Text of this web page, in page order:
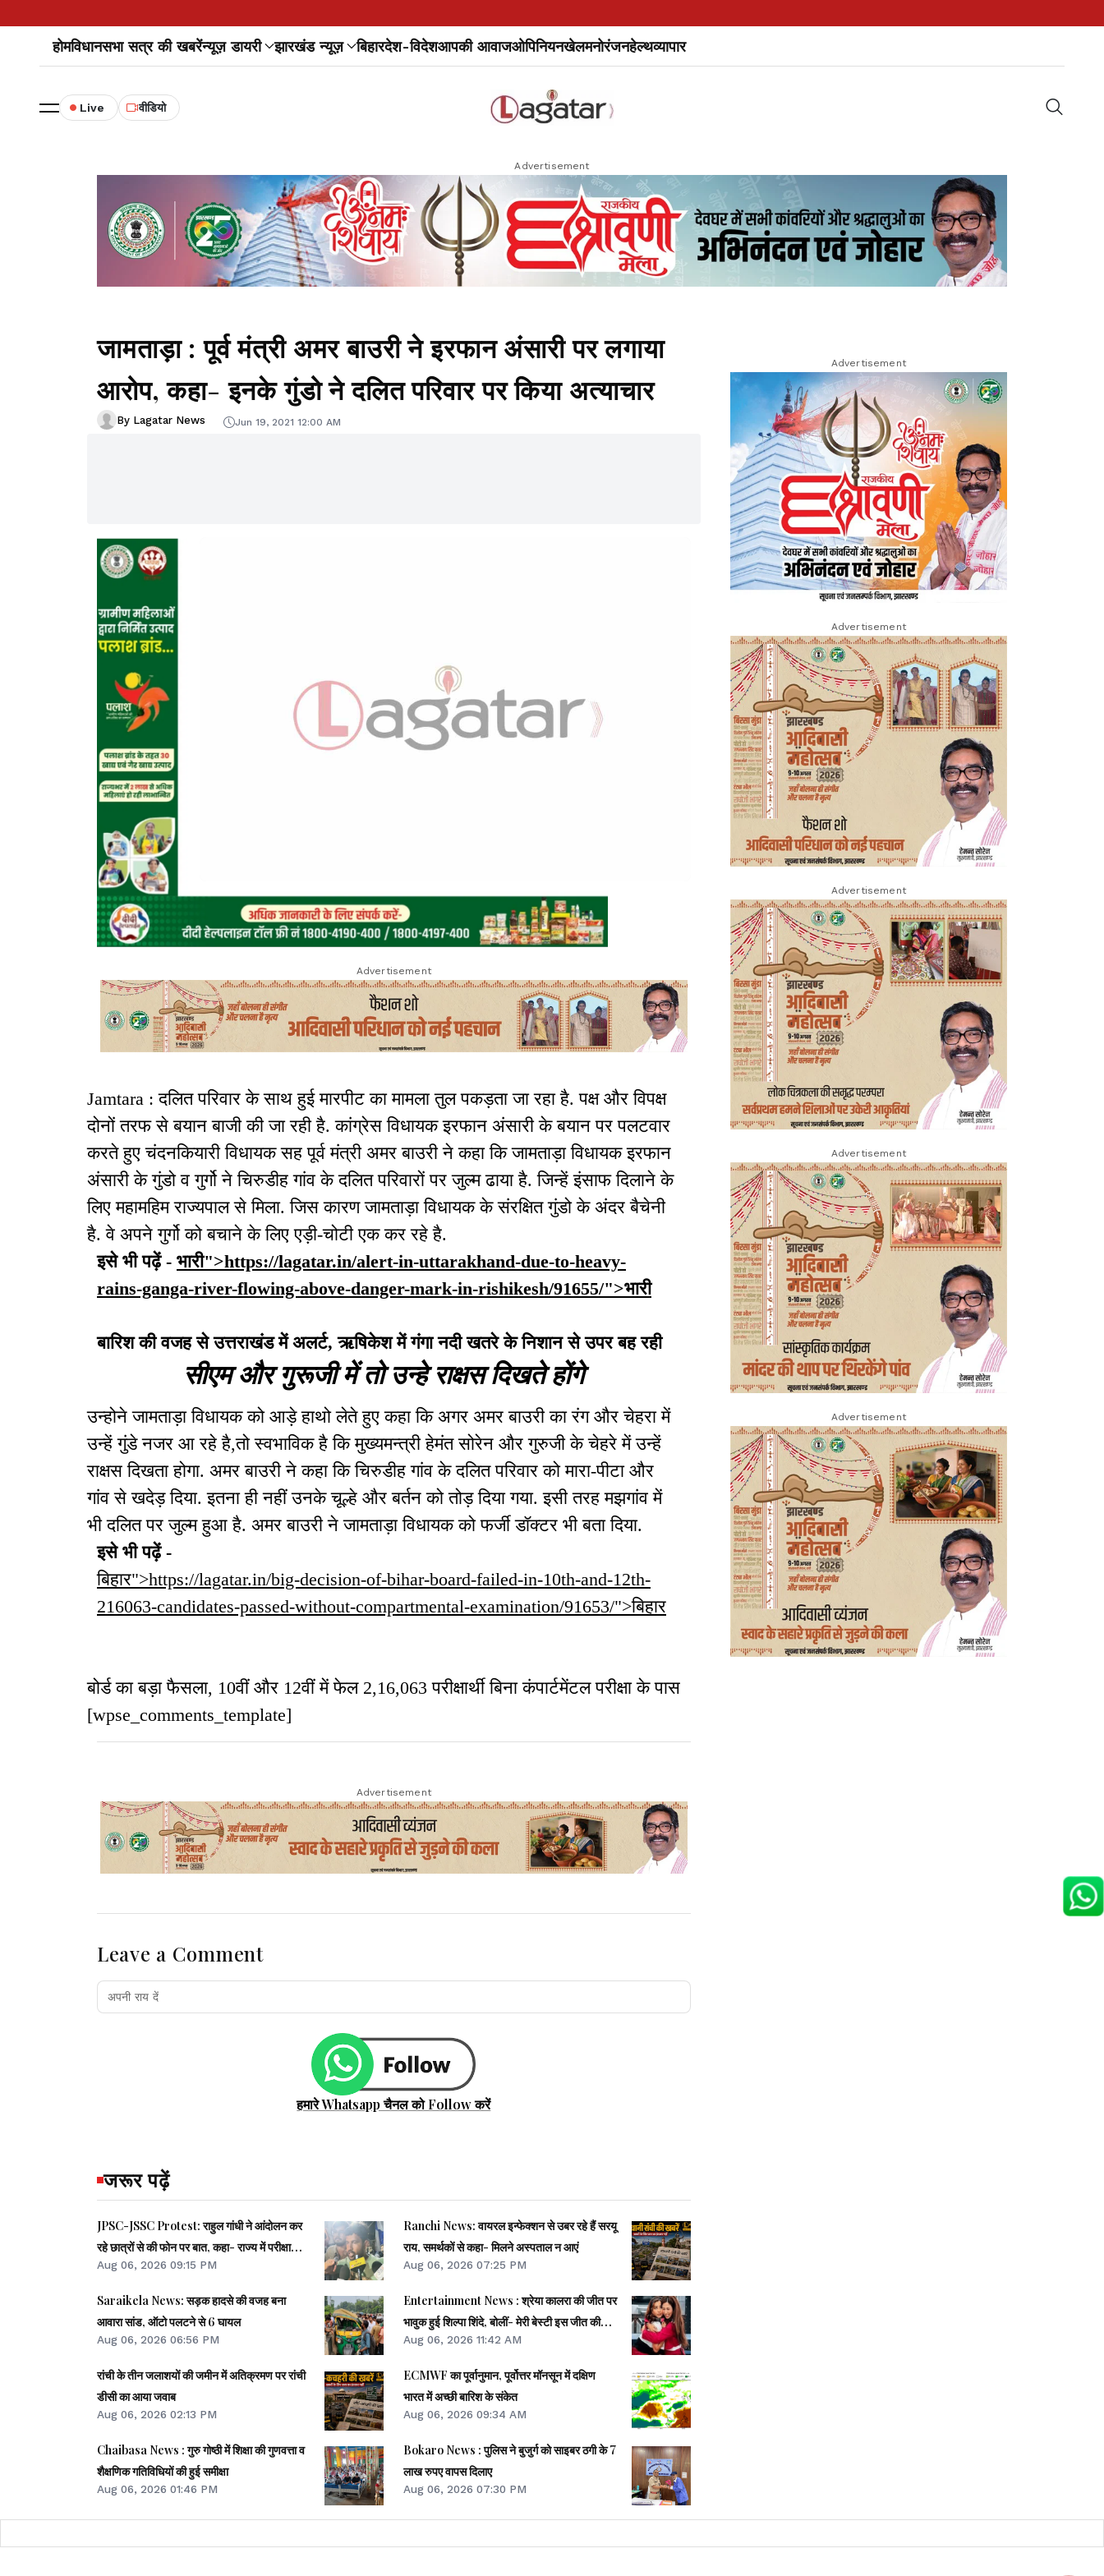
होमविधानसभा सत्र की खबरेंन्यूज़ डायरी झारखंड न्यूज़ बिहारदेश-विदेशआपकी आवाजओपिनियनखेलमनोरंजनहेल्थव्यापार
Live वीडियो
Advertisement
जामताड़ा : पूर्व मंत्री अमर बाउरी ने इरफान अंसारी पर लगाया
आरोप, कहा- इनके गुंडो ने दलित परिवार पर किया अत्याचार
By Lagatar News Jun 19, 2021 12:00 AM
Advertisement
Jamtara : दलित परिवार के साथ हुई मारपीट का मामला तुल पकड़ता जा रहा है. पक्ष और विपक्ष
दोनों तरफ से बयान बाजी की जा रही है. कांग्रेस विधायक इरफान अंसारी के बयान पर पलटवार
करते हुए चंदनकियारी विधायक सह पूर्व मंत्री अमर बाउरी ने कहा कि जामताड़ा विधायक इरफान
अंसारी के गुंडो व गुर्गो ने चिरुडीह गांव के दलित परिवारों पर जुल्म ढाया है. जिन्हें इंसाफ दिलाने के
लिए महामहिम राज्यपाल से मिला. जिस कारण जामताड़ा विधायक के संरक्षित गुंडो के अंदर बैचेनी
है. वे अपने गुर्गो को बचाने के लिए एड़ी-चोटी एक कर रहे है.
इसे भी पढ़ें - भारी">https://lagatar.in/alert-in-uttarakhand-due-to-heavy-
rains-ganga-river-flowing-above-danger-mark-in-rishikesh/91655/">भारी
बारिश की वजह से उत्तराखंड में अलर्ट, ऋषिकेश में गंगा नदी खतरे के निशान से उपर बह रही
सीएम और गुरूजी में तो उन्हे राक्षस दिखते होंगे
उन्होने जामताड़ा विधायक को आड़े हाथो लेते हुए कहा कि अगर अमर बाउरी का रंग और चेहरा में
उन्हें गुंडे नजर आ रहे है,तो स्वभाविक है कि मुख्यमन्त्री हेमंत सोरेन और गुरुजी के चेहरे में उन्हें
राक्षस दिखता होगा. अमर बाउरी ने कहा कि चिरुडीह गांव के दलित परिवार को मारा-पीटा और
गांव से खदेड़ दिया. इतना ही नहीं उनके चूल्हे और बर्तन को तोड़ दिया गया. इसी तरह मझगांव में
भी दलित पर जुल्म हुआ है. अमर बाउरी ने जामताड़ा विधायक को फर्जी डॉक्टर भी बता दिया.
इसे भी पढ़ें -
बिहार">https://lagatar.in/big-decision-of-bihar-board-failed-in-10th-and-12th-
216063-candidates-passed-without-compartmental-examination/91653/">बिहार
बोर्ड का बड़ा फैसला, 10वीं और 12वीं में फेल 2,16,063 परीक्षार्थी बिना कंपार्टमेंटल परीक्षा के पास
[wpse_comments_template]
Advertisement
Leave a Comment
हमारे Whatsapp चैनल को Follow करें
जरूर पढ़ें
JPSC-JSSC Protest: राहुल गांधी ने आंदोलन कर
रहे छात्रों से की फोन पर बात, कहा- राज्य में परीक्षा
माफिया हावी
Aug 06, 2026 09:15 PM
Saraikela News: सड़क हादसे की वजह बना
आवारा सांड, ऑटो पलटने से 6 घायल
Aug 06, 2026 06:56 PM
रांची के तीन जलाशयों की जमीन में अतिक्रमण पर रांची
डीसी का आया जवाब
Aug 06, 2026 02:13 PM
Chaibasa News : गुरु गोष्ठी में शिक्षा की गुणवत्ता व
शैक्षणिक गतिविधियों की हुई समीक्षा
Aug 06, 2026 01:46 PM
Ranchi News: वायरल इन्फेक्शन से उबर रहे हैं सरयू
राय, समर्थकों से कहा- मिलने अस्पताल न आएं
Aug 06, 2026 07:25 PM
Entertainment News : श्रेया कालरा की जीत पर
भावुक हुई शिल्पा शिंदे, बोलीं- मेरी बेस्टी इस जीत की
हकदार...
Aug 06, 2026 11:42 AM
ECMWF का पूर्वानुमान, पूर्वोत्तर मॉनसून में दक्षिण
भारत में अच्छी बारिश के संकेत
Aug 06, 2026 09:34 AM
Bokaro News : पुलिस ने बुजुर्ग को साइबर ठगी के 7
लाख रुपए वापस दिलाए
Aug 06, 2026 07:30 PM
Advertisement
Advertisement
Advertisement
Advertisement
Advertisement